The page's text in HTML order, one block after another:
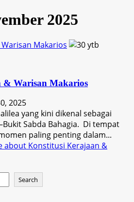
2025
Makarios
& Warisan Makarios
2025
yang kini dikenal sebagai
Sabda Bahagia. Di tempat
paling penting dalam...
about Konstitusi Kerajaan &
Search